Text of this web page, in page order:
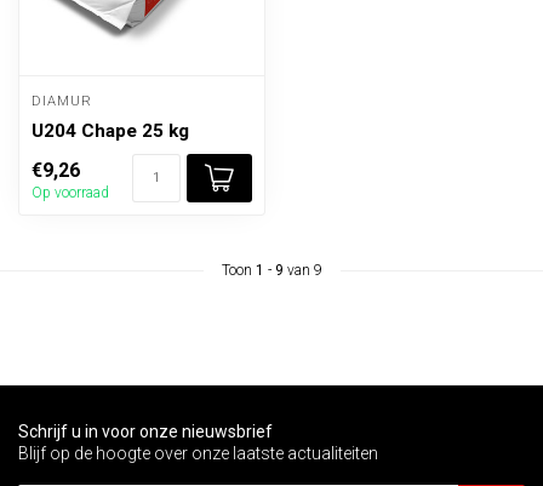
DIAMUR
U204 Chape 25 kg
€9,26
Op voorraad
Toon 1 - 9 van 9
Schrijf u in voor onze nieuwsbrief
Blijf op de hoogte over onze laatste actualiteiten